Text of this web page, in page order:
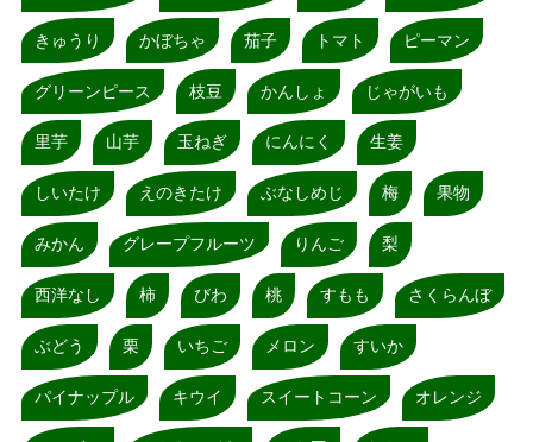
きゅうり かぼちゃ 茄子 トマト ピーマン
グリーンピース 枝豆 かんしょ じゃがいも
里芋 山芋 玉ねぎ にんにく 生姜
しいたけ えのきたけ ぶなしめじ 梅 果物
みかん グレープフルーツ りんご 梨
西洋なし 柿 びわ 桃 すもも さくらんぼ
ぶどう 栗 いちご メロン すいか
パイナップル キウイ スイートコーン オレンジ